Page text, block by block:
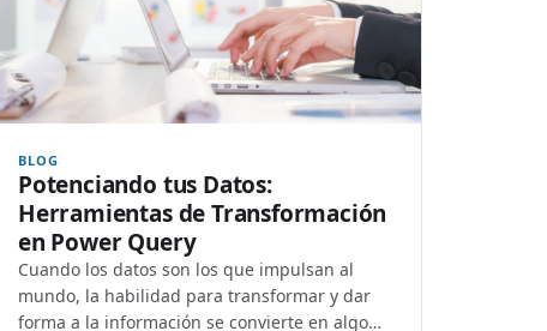
BLOG
Potenciando tus Datos:
Herramientas de Transformación
en Power Query
Cuando los datos son los que impulsan al
mundo, la habilidad para transformar y dar
forma a la información se convierte en algo